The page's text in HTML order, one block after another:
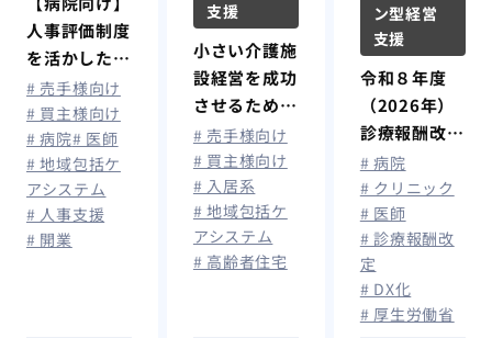
人事評価制度
を活かした早
期離職防止と
定着支援
# 売手様向け
# 買主様向け
# 病院# 医師
# 地域包括ケ
アシステム
# 人事支援
# 開業
支援
小さい介護施
設経営を成功
させるための
効率化と運営
改善ポイント
# 売手様向け
# 買主様向け
# 入居系
# 地域包括ケ
アシステム
# 高齢者住宅
ン型経営
支援
令和８年度
（2026年）
診療報酬改
定：『物価・
賃金上昇、人
手不足への対
応が重点課題
か？』
# 病院
# クリニック
# 医師
# 診療報酬改
定
# DX化
# 厚生労働省